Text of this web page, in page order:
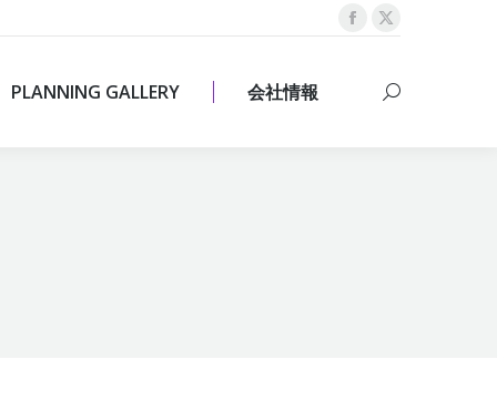
Facebook
opens
X
opens
PLANNING GALLERY 会社情報 Search:
PLANNING GALLERY 会社情報 Search: